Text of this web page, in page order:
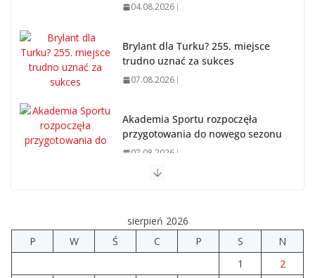
04.08.2026
Brylant dla Turku? 255. miejsce
trudno uznać za sukces
07.08.2026
Akademia Sportu rozpoczęła
przygotowania do nowego sezonu
07.08.2026
06.08.2026
Prawie 80 mln zł na drogi. Ile
sierpień 2026
P
W Ś C P S
N
1
2